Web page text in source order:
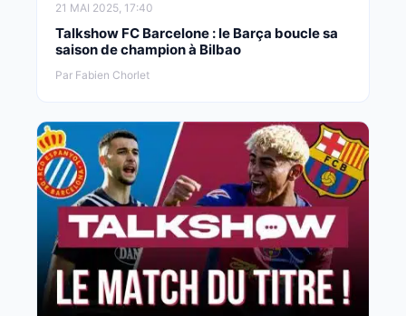
21 MAI 2025, 17:40
Talkshow FC Barcelone : le Barça boucle sa
saison de champion à Bilbao
Par Fabien Chorlet